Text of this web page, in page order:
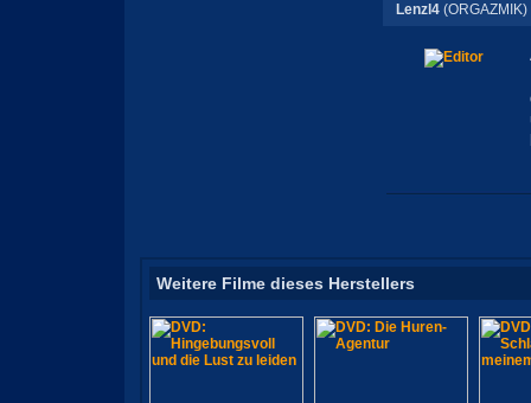
Lenzl4(ORGAZMIK)
Weitere Filme dieses Herstellers